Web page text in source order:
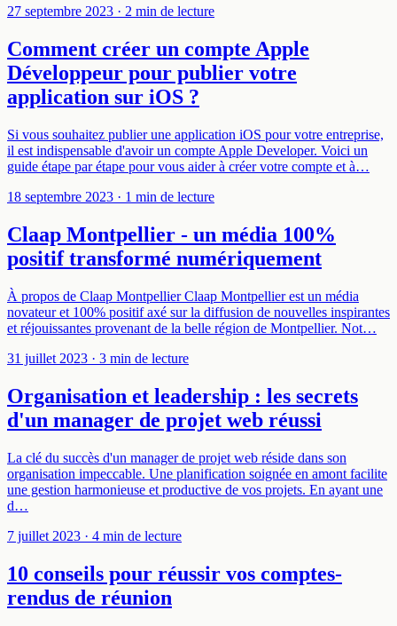
27 septembre 2023 · 2 min de lecture
Comment créer un compte Apple
Développeur pour publier votre
application sur iOS ?
Si vous souhaitez publier une application iOS pour votre entreprise,
il est indispensable d'avoir un compte Apple Developer. Voici un
guide étape par étape pour vous aider à créer votre compte et à…
18 septembre 2023 · 1 min de lecture
Claap Montpellier - un média 100%
positif transformé numériquement
À propos de Claap Montpellier Claap Montpellier est un média
novateur et 100% positif axé sur la diffusion de nouvelles inspirantes
et réjouissantes provenant de la belle région de Montpellier. Not…
31 juillet 2023 · 3 min de lecture
Organisation et leadership : les secrets
d'un manager de projet web réussi
La clé du succès d'un manager de projet web réside dans son
organisation impeccable. Une planification soignée en amont facilite
une gestion harmonieuse et productive de vos projets. En ayant une
d…
7 juillet 2023 · 4 min de lecture
10 conseils pour réussir vos comptes-
rendus de réunion